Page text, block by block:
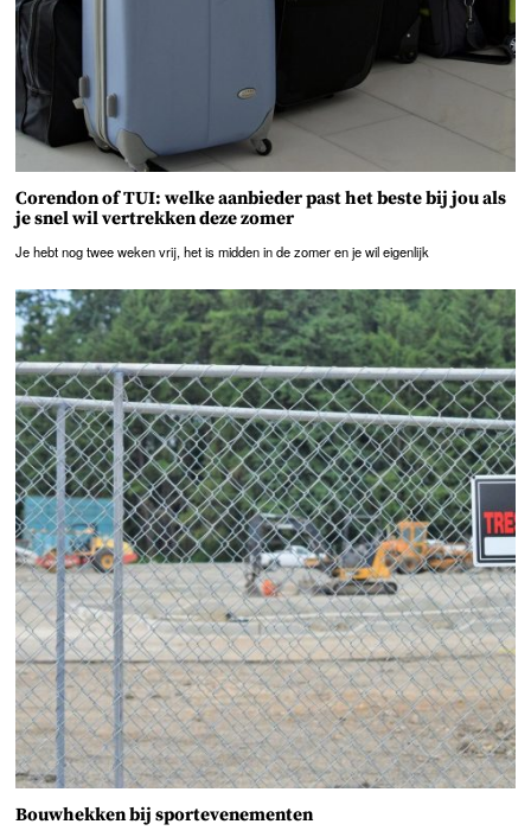
Corendon of TUI: welke aanbieder past het beste bij jou als
je snel wil vertrekken deze zomer
Je hebt nog twee weken vrij, het is midden in de zomer en je wil eigenlijk
Bouwhekken bij sportevenementen